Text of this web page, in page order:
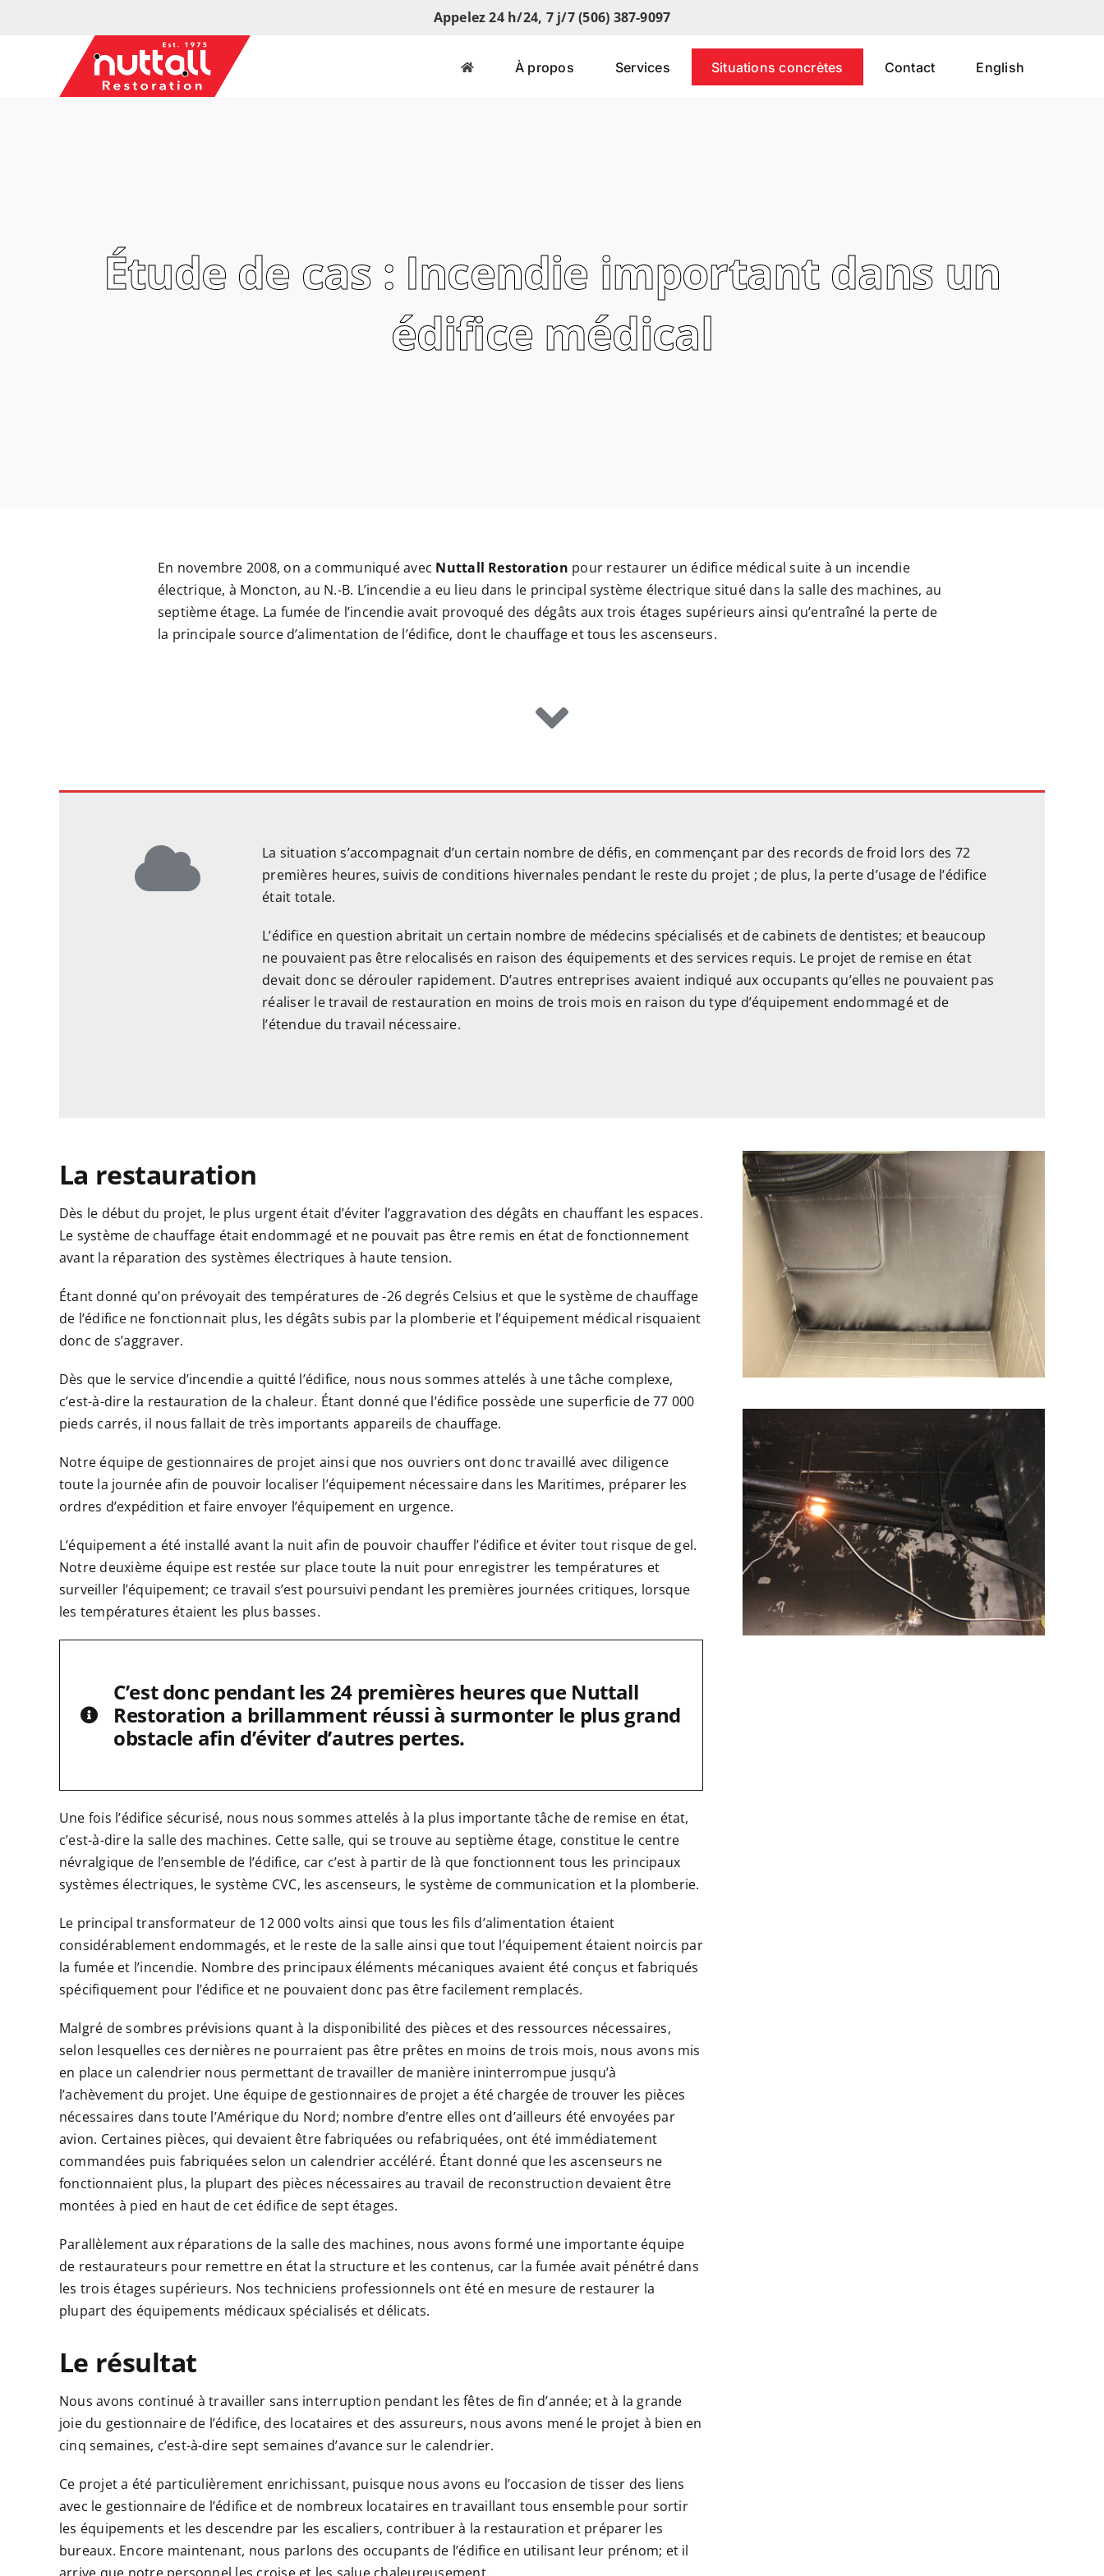
Appelez 24 h/24, 7 j/7 (506) 387-9097
À propos Services Situations concrètes Contact English
Étude de cas : Incendie important dans un
édifice médical
En novembre 2008, on a communiqué avec Nuttall Restoration pour restaurer un édifice médical suite à un incendie
électrique, à Moncton, au N.-B. L’incendie a eu lieu dans le principal système électrique situé dans la salle des machines, au
septième étage. La fumée de l’incendie avait provoqué des dégâts aux trois étages supérieurs ainsi qu’entraîné la perte de
la principale source d’alimentation de l’édifice, dont le chauffage et tous les ascenseurs.
La situation s’accompagnait d’un certain nombre de défis, en commençant par des records de froid lors des 72
premières heures, suivis de conditions hivernales pendant le reste du projet ; de plus, la perte d’usage de l’édifice
était totale.
L’édifice en question abritait un certain nombre de médecins spécialisés et de cabinets de dentistes; et beaucoup
ne pouvaient pas être relocalisés en raison des équipements et des services requis. Le projet de remise en état
devait donc se dérouler rapidement. D’autres entreprises avaient indiqué aux occupants qu’elles ne pouvaient pas
réaliser le travail de restauration en moins de trois mois en raison du type d’équipement endommagé et de
l’étendue du travail nécessaire.
La restauration
Dès le début du projet, le plus urgent était d’éviter l’aggravation des dégâts en chauffant les espaces.
Le système de chauffage était endommagé et ne pouvait pas être remis en état de fonctionnement
avant la réparation des systèmes électriques à haute tension.
Étant donné qu’on prévoyait des températures de -26 degrés Celsius et que le système de chauffage
de l’édifice ne fonctionnait plus, les dégâts subis par la plomberie et l’équipement médical risquaient
donc de s’aggraver.
Dès que le service d’incendie a quitté l’édifice, nous nous sommes attelés à une tâche complexe,
c’est-à-dire la restauration de la chaleur. Étant donné que l’édifice possède une superficie de 77 000
pieds carrés, il nous fallait de très importants appareils de chauffage.
Notre équipe de gestionnaires de projet ainsi que nos ouvriers ont donc travaillé avec diligence
toute la journée afin de pouvoir localiser l’équipement nécessaire dans les Maritimes, préparer les
ordres d’expédition et faire envoyer l’équipement en urgence.
L’équipement a été installé avant la nuit afin de pouvoir chauffer l’édifice et éviter tout risque de gel.
Notre deuxième équipe est restée sur place toute la nuit pour enregistrer les températures et
surveiller l’équipement; ce travail s’est poursuivi pendant les premières journées critiques, lorsque
les températures étaient les plus basses.
C’est donc pendant les 24 premières heures que Nuttall
Restoration a brillamment réussi à surmonter le plus grand
obstacle afin d’éviter d’autres pertes.
Une fois l’édifice sécurisé, nous nous sommes attelés à la plus importante tâche de remise en état,
c’est-à-dire la salle des machines. Cette salle, qui se trouve au septième étage, constitue le centre
névralgique de l’ensemble de l’édifice, car c’est à partir de là que fonctionnent tous les principaux
systèmes électriques, le système CVC, les ascenseurs, le système de communication et la plomberie.
Le principal transformateur de 12 000 volts ainsi que tous les fils d’alimentation étaient
considérablement endommagés, et le reste de la salle ainsi que tout l’équipement étaient noircis par
la fumée et l’incendie. Nombre des principaux éléments mécaniques avaient été conçus et fabriqués
spécifiquement pour l’édifice et ne pouvaient donc pas être facilement remplacés.
Malgré de sombres prévisions quant à la disponibilité des pièces et des ressources nécessaires,
selon lesquelles ces dernières ne pourraient pas être prêtes en moins de trois mois, nous avons mis
en place un calendrier nous permettant de travailler de manière ininterrompue jusqu’à
l’achèvement du projet. Une équipe de gestionnaires de projet a été chargée de trouver les pièces
nécessaires dans toute l’Amérique du Nord; nombre d’entre elles ont d’ailleurs été envoyées par
avion. Certaines pièces, qui devaient être fabriquées ou refabriquées, ont été immédiatement
commandées puis fabriquées selon un calendrier accéléré. Étant donné que les ascenseurs ne
fonctionnaient plus, la plupart des pièces nécessaires au travail de reconstruction devaient être
montées à pied en haut de cet édifice de sept étages.
Parallèlement aux réparations de la salle des machines, nous avons formé une importante équipe
de restaurateurs pour remettre en état la structure et les contenus, car la fumée avait pénétré dans
les trois étages supérieurs. Nos techniciens professionnels ont été en mesure de restaurer la
plupart des équipements médicaux spécialisés et délicats.
Le résultat
Nous avons continué à travailler sans interruption pendant les fêtes de fin d’année; et à la grande
joie du gestionnaire de l’édifice, des locataires et des assureurs, nous avons mené le projet à bien en
cinq semaines, c’est-à-dire sept semaines d’avance sur le calendrier.
Ce projet a été particulièrement enrichissant, puisque nous avons eu l’occasion de tisser des liens
avec le gestionnaire de l’édifice et de nombreux locataires en travaillant tous ensemble pour sortir
les équipements et les descendre par les escaliers, contribuer à la restauration et préparer les
bureaux. Encore maintenant, nous parlons des occupants de l’édifice en utilisant leur prénom; et il